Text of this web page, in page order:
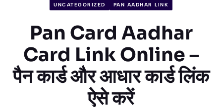
UNCATEGORIZED PAN AADHAR LINK
Pan Card Aadhar
Card Link Online –
पैन कार्ड और आधार कार्ड लिंक
ऐसे करें